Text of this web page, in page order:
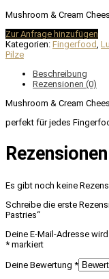
Mushroom & Cream
Zur Anfrage hinzufügen
Kategorien: Fingerfood,
Pilze
Beschreibung
Rezensionen (0)
Mushroom & Cream
perfekt für jedes
Rezensionen
Es gibt noch keine
Schreibe die erste
Pastries“
Deine E-Mail-Adresse
* markiert
Deine Bewertung *